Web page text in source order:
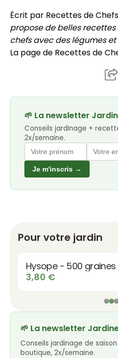
Écrit par Recettes de
propose de belles
chefs avec des légumes
La page de Recettes de
🌱 La newsletter
Conseils jardinage +
2x/semaine.
Je m'inscris →
Pour votre jardin
Hysope - 500
3,80 €
🌱 La newsletter
Conseils jardinage de
boutique, 2x/semaine.